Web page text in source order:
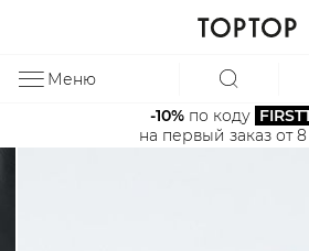
Меню
-10% по коду
на первый заказ от 8